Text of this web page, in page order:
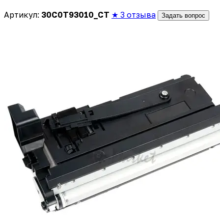
Артикул: 30C0T93010_CT ★ 3 отзыва Задать вопрос